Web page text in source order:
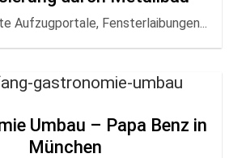
Aufzugportale, Fensterlaibungen...
Umbau – Papa Benz in
München